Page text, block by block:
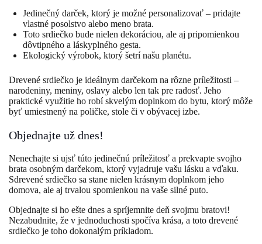
Jedinečný darček, ktorý je možné personalizovať – pridajte
vlastné posolstvo alebo meno brata.
Toto srdiečko bude nielen dekoráciou, ale aj pripomienkou
dôvtipného a láskyplného gesta.
Ekologický výrobok, ktorý šetrí našu planétu.
Drevené srdiečko je ideálnym darčekom na rôzne príležitosti –
narodeniny, meniny, oslavy alebo len tak pre radosť. Jeho
praktické využitie ho robí skvelým doplnkom do bytu, ktorý môže
byť umiestnený na poličke, stole či v obývacej izbe.
Objednajte už dnes!
Nenechajte si ujsť túto jedinečnú príležitosť a prekvapte svojho
brata osobným darčekom, ktorý vyjadruje vašu lásku a vďaku.
Sdrevené srdiečko sa stane nielen krásnym doplnkom jeho
domova, ale aj trvalou spomienkou na vaše silné puto.
Objednajte si ho ešte dnes a spríjemnite deň svojmu bratovi!
Nezabudnite, že v jednoduchosti spočíva krása, a toto drevené
srdiečko je toho dokonalým príkladom.